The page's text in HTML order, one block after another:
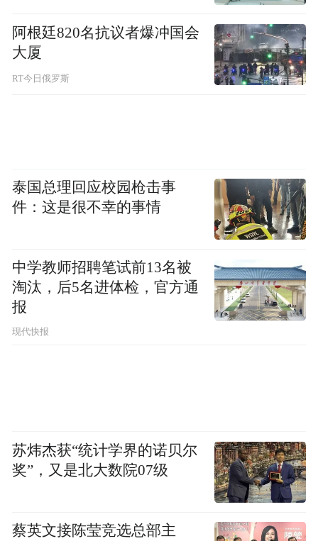
阿根廷820名抗议者爆冲国会
大厦
RT今日俄罗斯
泰国总理回应校园枪击事
件：这是很不幸的事情
中学教师招聘笔试前13名被
淘汰，后5名进体检，官方通
报
现代快报
苏炜杰获“统计学界的诺贝尔
奖”，又是北大数院07级
蔡英文接陈莹竞选总部主